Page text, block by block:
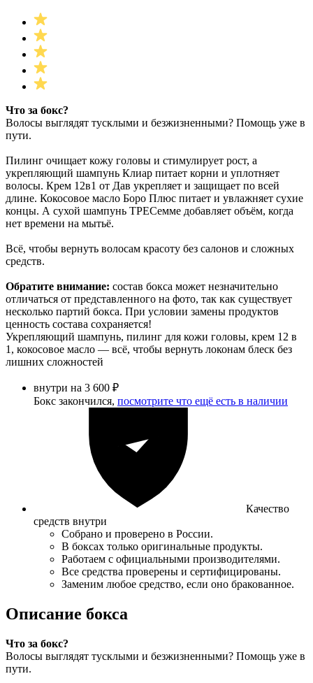
Что за бокс?
Волосы выглядят тусклыми и безжизненными? Помощь уже в
пути.
Пилинг очищает кожу головы и стимулирует рост, а
укрепляющий шампунь Клиар питает корни и уплотняет
волосы. Крем 12в1 от Дав укрепляет и защищает по всей
длине. Кокосовое масло Боро Плюс питает и увлажняет сухие
концы. А сухой шампунь ТРЕСемме добавляет объём, когда
нет времени на мытьё.
Всё, чтобы вернуть волосам красоту без салонов и сложных
средств.
Обратите внимание: состав бокса может незначительно
отличаться от представленного на фото, так как существует
несколько партий бокса. При условии замены продуктов
ценность состава сохраняется!
Укрепляющий шампунь, пилинг для кожи головы, крем 12 в
1, кокосовое масло — всё, чтобы вернуть локонам блеск без
лишних сложностей
внутри на 3 600 ₽
Бокс закончился, посмотрите что ещё есть в наличии
Качество
средств внутри
Собрано и проверено в России.
В боксах только оригинальные продукты.
Работаем с официальными производителями.
Все средства проверены и сертифицированы.
Заменим любое средство, если оно бракованное.
Описание бокса
Что за бокс?
Волосы выглядят тусклыми и безжизненными? Помощь уже в
пути.